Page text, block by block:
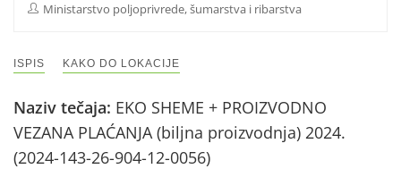
Ministarstvo poljoprivrede, šumarstva i ribarstva
ISPIS KAKO DO LOKACIJE
Naziv tečaja: EKO SHEME + PROIZVODNO
VEZANA PLAĆANJA (biljna proizvodnja) 2024.
(2024-143-26-904-12-0056)